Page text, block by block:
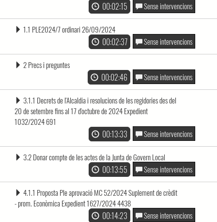
00:02:15 Sense intervencions
1.1 PLE2024/7 ordinari 26/09/2024
00:02:37 Sense intervencions
2 Precs i preguntes
00:02:46 Sense intervencions
3.1.1 Decrets de l'Alcaldia i resolucions de les regidories des del
20 de setembre fins al 17 d'octubre de 2024 Expedient
1032/2024 691
00:13:33 Sense intervencions
3.2 Donar compte de les actes de la Junta de Govern Local
00:13:55 Sense intervencions
4.1.1 Proposta Ple aprovació MC 52/2024 Suplement de crèdit
- prom. Econòmica Expedient 1627/2024 4438
00:14:23 Sense intervencions